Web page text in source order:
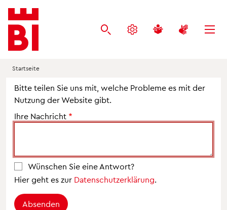
Inhalt
anspringen
Menü
anspringen
Suche
anspringen
Startseite
Bitte teilen Sie uns mit, welche Probleme es mit der
Nutzung der Website gibt.
Ihre Nachricht
Wünschen Sie eine Antwort?
Hier geht es zur Datenschutzerklärung
Absenden